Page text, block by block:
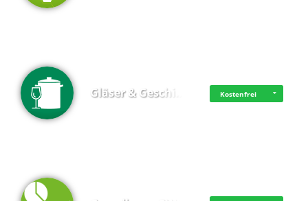
Gläser & Geschi… Kostenfrei